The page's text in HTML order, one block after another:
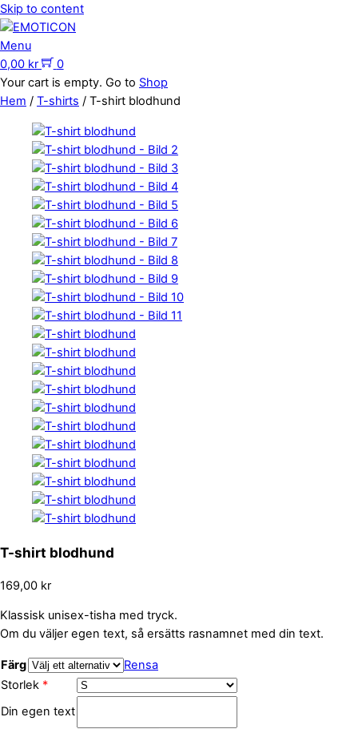
Skip to content
Menu
0,00 kr
0
Your cart is empty. Go to Shop
Hem / T-shirts / T-shirt blodhund
T-shirt blodhund
169,00 kr
Klassisk unisex-tisha med tryck.
Om du väljer egen text, så ersätts rasnamnet med din text.
Färg
Rensa
Storlek *
Din egen text